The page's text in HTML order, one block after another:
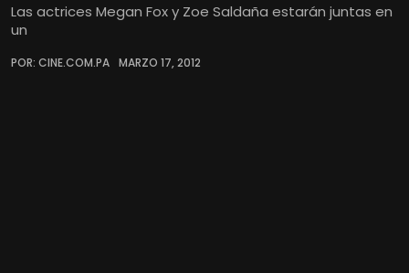
Las actrices Megan Fox y Zoe Saldaña estarán juntas en
un
POR: CINE.COM.PA MARZO 17, 2012